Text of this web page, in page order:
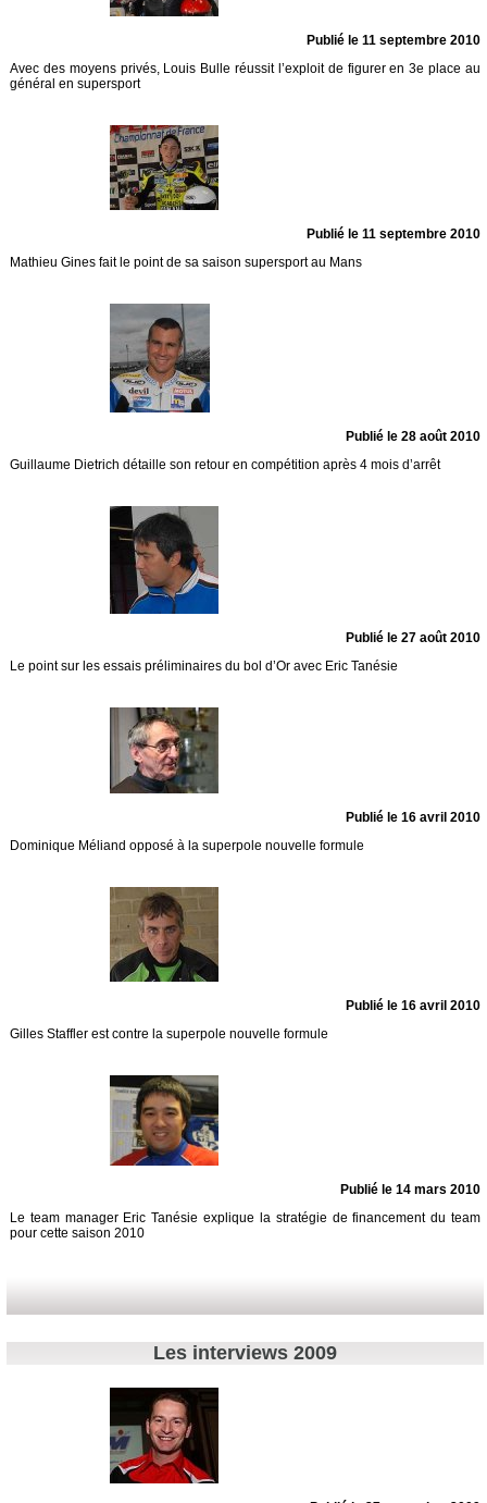
Publié le 11 septembre 2010
Avec des moyens privés, Louis Bulle réussit l’exploit de figurer en 3e place au
général en supersport
Publié le 11 septembre 2010
Mathieu Gines fait le point de sa saison supersport au Mans
Publié le 28 août 2010
Guillaume Dietrich détaille son retour en compétition après 4 mois d’arrêt
Publié le 27 août 2010
Le point sur les essais préliminaires du bol d’Or avec Eric Tanésie
Publié le 16 avril 2010
Dominique Méliand opposé à la superpole nouvelle formule
Publié le 16 avril 2010
Gilles Staffler est contre la superpole nouvelle formule
Publié le 14 mars 2010
Le team manager Eric Tanésie explique la stratégie de financement du team
pour cette saison 2010
Les interviews 2009